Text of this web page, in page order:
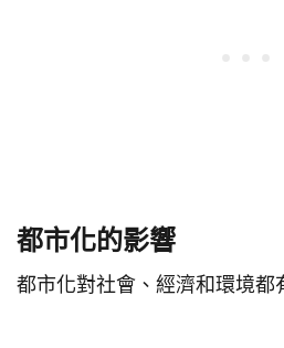
都市化的影響
都市化對社會、經濟和環境都